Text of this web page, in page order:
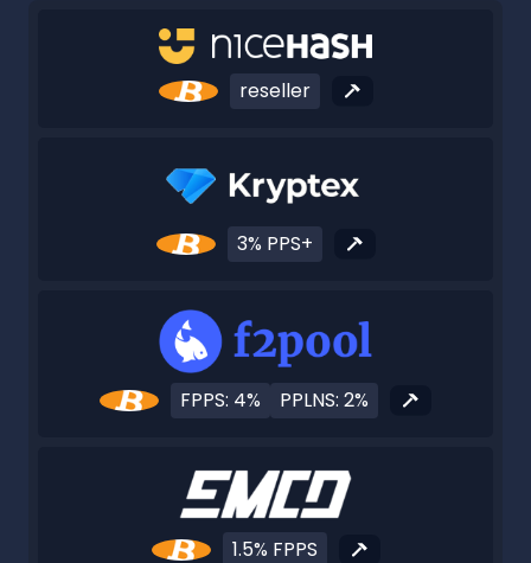
reseller
3% PPS+
FPPS: 4% PPLNS: 2%
1.5% FPPS